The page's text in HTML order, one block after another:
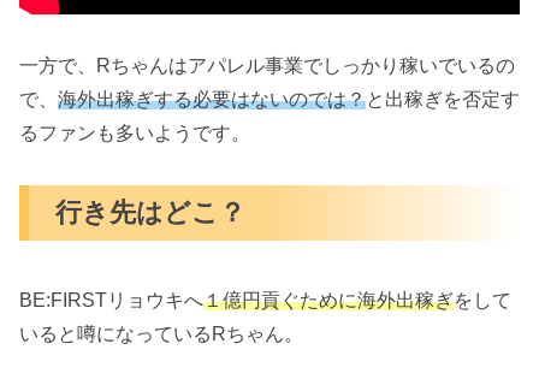
一方で、Rちゃんはアパレル事業でしっかり稼いでいるの
で、 海外出稼ぎする必要はないのでは？と出稼ぎを否定す
るファンも多いようです。
行き先はどこ？
BE:FIRSTリョウキへ１億円貢ぐために海外出稼ぎをして
いると噂になっているRちゃん。